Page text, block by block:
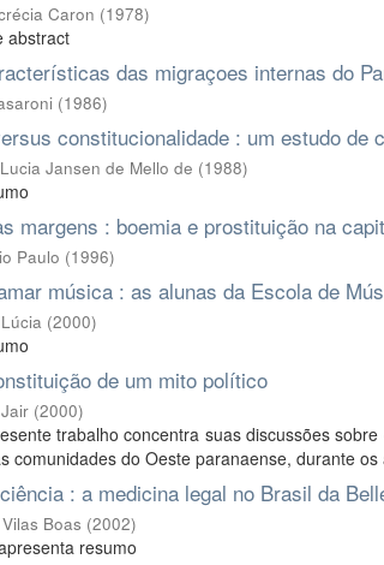
Caron (1978)
abstract
das migraçoes internas do
(1986)
constitucionalidade : um estudo de
Jansen de Mello de (1988)
margens : boemia e prostituição na
Paulo (1996)
música : as alunas da Escola de
(2000)
de um mito político
(2000)
trabalho concentra suas discussões
comunidades do Oeste paranaense, durante
: a medicina legal no Brasil da
Boas (2002)
resumo